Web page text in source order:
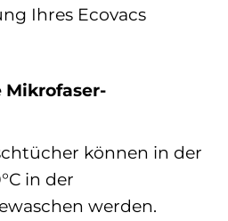
Ihres Ecovacs
Mikrofaser-
können in der
in der
werden.